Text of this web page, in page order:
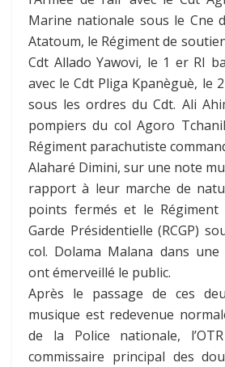
Marine nationale sous le Cne
Atatoum, le Régiment de
Cdt Allado Yawovi, le 1 er RI
avec le Cdt Pliga Kpanèguè, le
sous les ordres du Cdt. Ali
pompiers du col Agoro
Régiment parachutiste
Alaharé Dimini, sur une note
rapport à leur marche de
points fermés et le Régiment
Garde Présidentielle (RCGP)
col. Dolama Malana dans
ont émerveillé le public.
Après le passage de ces
musique est redevenue
de la Police nationale,
commissaire principal des